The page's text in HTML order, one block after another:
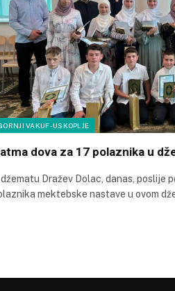
VAKUF-USKOPLJE
dova za 17 polaznika u
džematu Dražev Dolac, danas, poslije
mektebske nastave u ovom